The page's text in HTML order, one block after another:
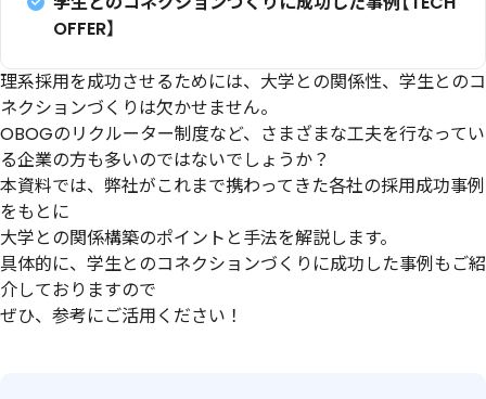
OFFER】
理系採用を成功させるためには、大学との関係性、学生とのコ
ネクションづくりは欠かせません。
OBOGのリクルーター制度など、さまざまな工夫を行なってい
る企業の方も多いのではないでしょうか？
本資料では、弊社がこれまで携わってきた各社の採用成功事例
をもとに
大学との関係構築のポイントと手法を解説します。
具体的に、学生とのコネクションづくりに成功した事例もご紹
介しておりますので
ぜひ、参考にご活用ください！